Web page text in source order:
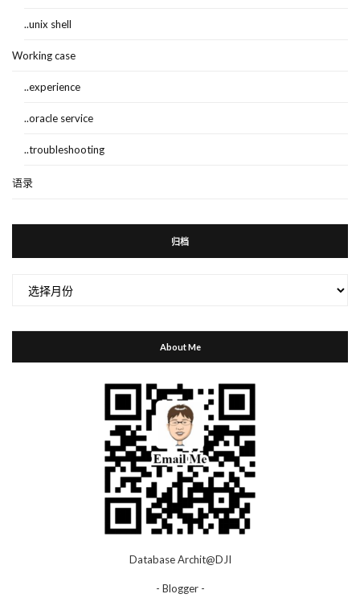
..unix shell
Working case
..experience
..oracle service
..troubleshooting
语录
归档
About Me
Database Archit@DJI
- Blogger -